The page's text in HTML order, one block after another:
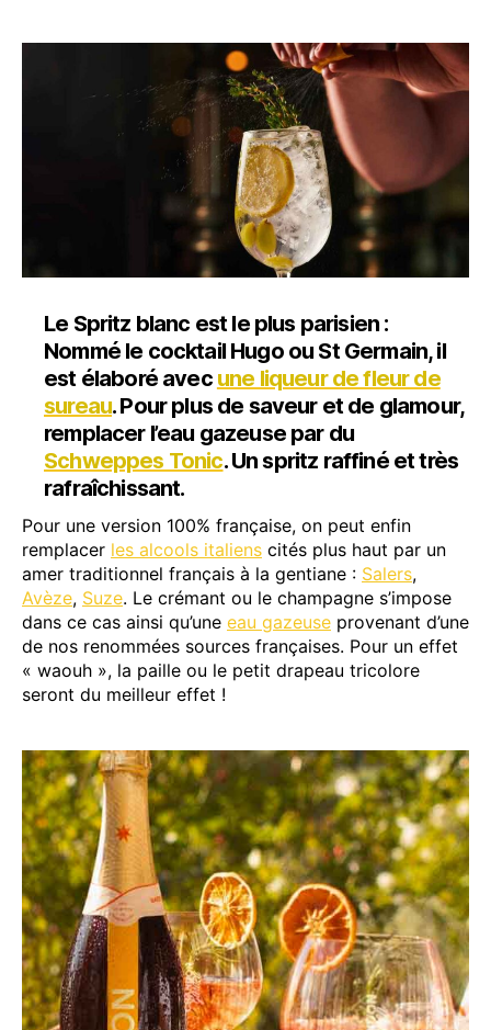
Le Spritz blanc est le plus parisien :
Nommé le cocktail Hugo ou St Germain, il
est élaboré avec une liqueur de fleur de
sureau. Pour plus de saveur et de glamour,
remplacer l’eau gazeuse par du
Schweppes Tonic. Un spritz raffiné et très
rafraîchissant.
Pour une version 100% française, on peut enfin
remplacer les alcools italiens cités plus haut par un
amer traditionnel français à la gentiane : Salers,
Avèze, Suze. Le crémant ou le champagne s’impose
dans ce cas ainsi qu’une eau gazeuse provenant d’une
de nos renommées sources françaises. Pour un effet
« waouh », la paille ou le petit drapeau tricolore
seront du meilleur effet !